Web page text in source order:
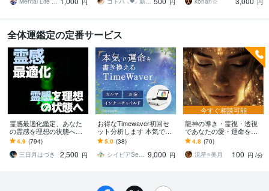
円 円 円
全体運鑑定の定番サービス
霊感最適化鑑定、あなた
の霊感を理想の状態へ導
きます 霊感をチューニン
グし、理想の霊感へ
4.9 (794)
三日月はづき
2,500 円
お得なTimewaver初回セ
ット分析します 本気で運
命を整える TimeWaver 深
層最適化セッション
5.0 (38)
シイピアSepia 9,000 円
今すぐ相談可能
龍神の導き・霊視・透視
であなたの愛・運命を視
ます 仕事・恋愛・人間関
係・人生の流れを龍神の
力で鑑定していきます
4.8 (70)
流星⭐️美月
100 円 /分